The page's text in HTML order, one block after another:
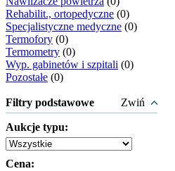
Rehabilit., ortopedyczne (0)
Specjalistyczne medyczne (0)
Termofory (0)
Termometry (0)
Wyp. gabinetów i szpitali (0)
Pozostałe (0)
Filtry podstawowe Zwiń
Aukcje typu:
Cena: